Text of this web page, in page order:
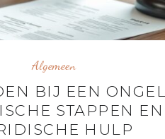
Algemeen
BIJ EEN
STAPPEN EN
HULP